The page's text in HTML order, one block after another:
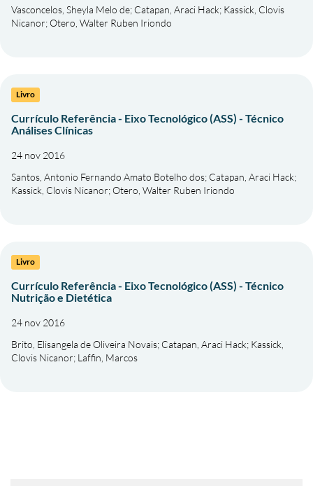
Vasconcelos, Sheyla Melo de; Catapan, Araci Hack; Kassick, Clovis
Nicanor;Otero, Walter Ruben Iriondo
Livro
Currículo Referência - Eixo Tecnológico (ASS) - Técnico
Análises Clínicas
24 nov 2016
Santos, Antonio Fernando Amato Botelho dos; Catapan, Araci Hack;
Kassick, Clovis Nicanor;Otero, Walter Ruben Iriondo
Livro
Currículo Referência - Eixo Tecnológico (ASS) - Técnico
Nutrição e Dietética
24 nov 2016
Brito, Elisangela de Oliveira Novais; Catapan, Araci Hack; Kassick,
Clovis Nicanor; Laffin, Marcos